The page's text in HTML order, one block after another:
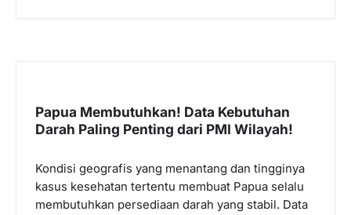
Papua Membutuhkan! Data Kebutuhan
Darah Paling Penting dari PMI Wilayah!
Kondisi geografis yang menantang dan tingginya
kasus kesehatan tertentu membuat Papua selalu
membutuhkan persediaan darah yang stabil. Data